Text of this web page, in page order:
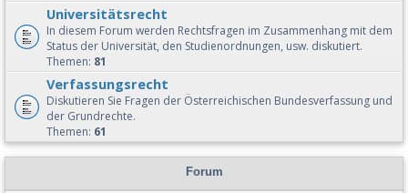
Universitätsrecht
In diesem Forum werden Rechtsfragen im Zusammenhang mit dem
Status der Universität, den Studienordnungen, usw. diskutiert.
Themen: 81
Verfassungsrecht
Diskutieren Sie Fragen der Österreichischen Bundesverfassung und
der Grundrechte.
Themen: 61
Forum